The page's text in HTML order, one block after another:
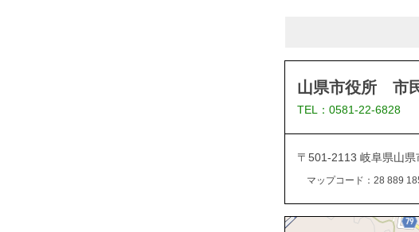
山県市役所 市
TEL：0581-22-6828
〒501-2113 岐阜県山県
マップコード：28 889